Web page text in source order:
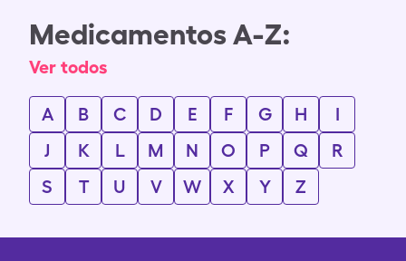
Medicamentos A-Z:
Ver todos
A B C D E F G H
I
J
K L M N O P Q
R
S
T U V W X Y Z